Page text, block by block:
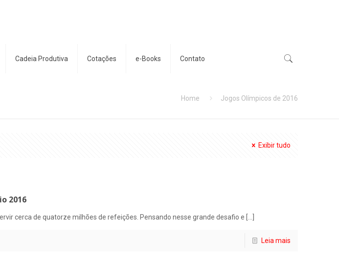
Cadeia Produtiva Cotações e-Books Contato
Home Jogos Olímpicos de 2016
Exibir tudo
2016
cerca de quatorze milhões de refeições. Pensando nesse grande desafio e
Leia mais